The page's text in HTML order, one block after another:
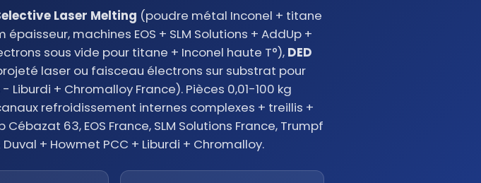
Laser Melting (poudre métal Inconel + titane
machines EOS + SLM Solutions + AddUp +
sous vide pour titane + Inconel haute T°), DED
laser ou faisceau électrons sur substrat pour
+ Chromalloy France). Pièces 0,01-100 kg
refroidissement internes complexes + treillis +
63, EOS France, SLM Solutions France, Trumpf
+ Howmet PCC + Liburdi + Chromalloy.